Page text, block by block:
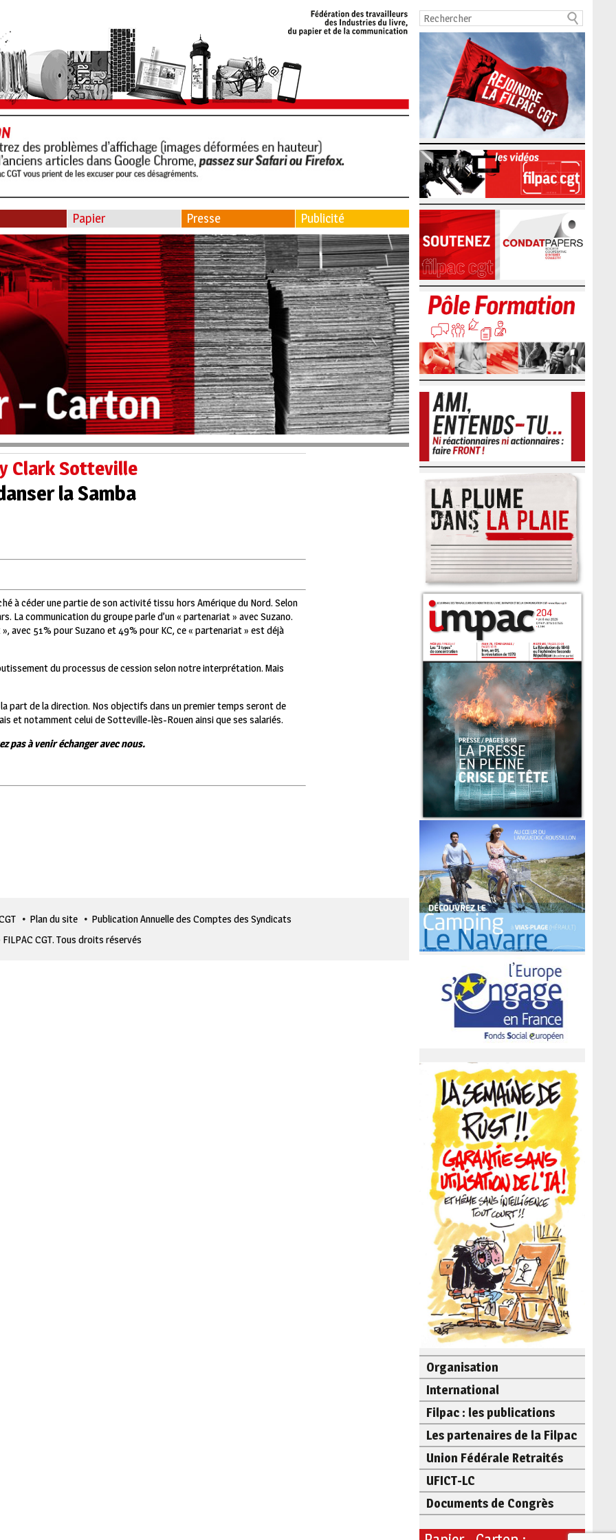
Papier Presse Publicité
Clark Sotteville
la Samba
à céder une partie de son activité tissu hors Amérique du Nord. Selon
La communication du groupe parle d’un « partenariat » avec Suzano.
avec 51% pour Suzano et 49% pour KC, ce « partenariat » est déjà
du processus de cession selon notre interprétation. Mais
part de la direction. Nos objectifs dans un premier temps seront de
et notamment celui de Sotteville-lès-Rouen ainsi que ses salariés.
pas à venir échanger avec nous.
Plan du site
Publication Annuelle des Comptes des Syndicats
CGT. Tous droits réservés
Organisation
International
Filpac : les publications
Les partenaires de la Filpac
Union Fédérale Retraités
UFICT-LC
Documents de Congrès